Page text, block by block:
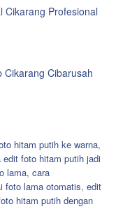
Cikarang Profesional
Cikarang Cibarusah
hitam putih ke warna,
edit foto hitam putih jadi
lama, cara
foto lama otomatis, edit
hitam putih dengan